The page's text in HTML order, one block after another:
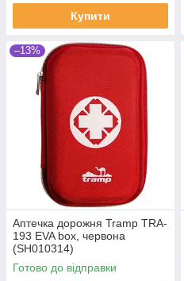
Купити
–13%
Аптечка дорожня Tramp TRA-
193 EVA box, червона
(SH010314)
Готово до відправки